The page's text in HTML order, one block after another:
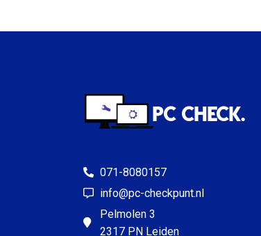
071-8080157
info@pc-checkpunt.nl
Pelmolen 3
2317 PN Leiden